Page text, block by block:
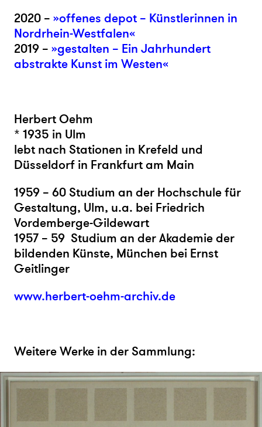
2020 – »offenes depot – Künstlerinnen in
Nordrhein-Westfalen«
2019 – »gestalten – Ein Jahrhundert
abstrakte Kunst im Westen«
Herbert Oehm
* 1935 in Ulm
lebt nach Stationen in Krefeld und
Düsseldorf in Frankfurt am Main
1959 – 60 Studium an der Hochschule für
Gestaltung, Ulm, u.a. bei Friedrich
Vordemberge-Gildewart
1957 – 59 Studium an der Akademie der
bildenden Künste, München bei Ernst
Geitlinger
www.herbert-oehm-archiv.de
Weitere Werke in der Sammlung: